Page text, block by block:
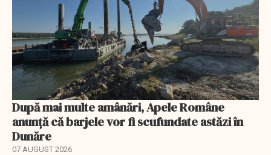
După mai multe amânări, Apele Române
anunță că barjele vor fi scufundate astăzi în
Dunăre
07 AUGUST 2026